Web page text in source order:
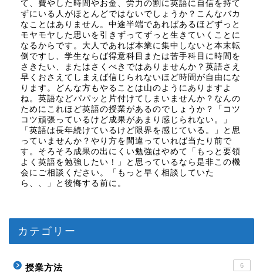
て、費やした時間やお金、労力の割に英語に自信を持て
ずにいる人がほとんどではないでしょうか？こんなバカ
なことはありません。中途半端であればあるほどずっと
モヤモヤした思いを引きずってずっと生きていくことに
なるからです。大人であれば本業に集中しないと本末転
倒ですし、学生ならば得意科目または苦手科目に時間を
さきたい、またはさくべきではありませんか？英語さえ
早くおさえてしまえば信じられないほど時間が自由にな
ります。どんな方もやることは山のようにありますよ
ね。英語などパパッと片付けてしまいませんか？なんの
ためにこれほど英語の授業があるのでしょうか？「コツ
コツ頑張っているけど成果があまり感じられない。」
「英語は長年続けているけど限界を感じている。」と思
っていませんか？やり方を間違っていれば当たり前で
す。そろそろ成果の出にくい勉強はやめて「もっと要領
よく英語を勉強したい！」と思っているなら是非この機
会にご相談ください。「もっと早く相談していた
ら、、」と後悔する前に。
カテゴリー
授業方法 6